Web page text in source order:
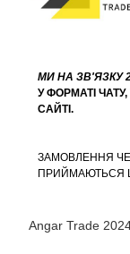
Angar Trade
МИ НА ЗВ'ЯЗКУ
У ФОРМАТІ
САЙТІ.
ЗАМОВЛЕННЯ
ПРИЙМАЮТЬСЯ